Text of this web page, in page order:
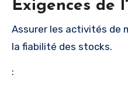
Exigences de
Assurer les activités de
la fiabilité des stocks.
: